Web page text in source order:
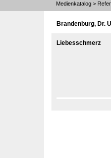
Medienkatalog >
Brandenburg, Dr.
Liebesschmerz